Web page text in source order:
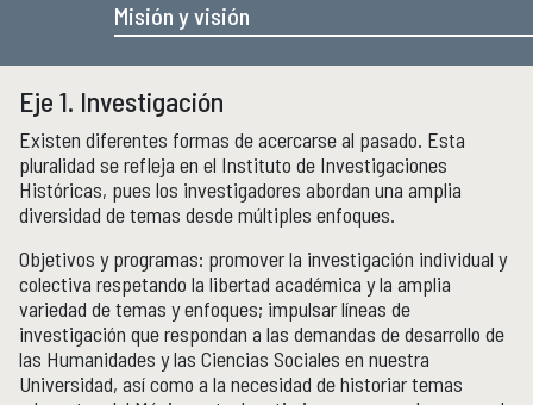
Educación Continua
Cursos y diplomados vigentes
Próximamente
Cursos y diplomados concluidos
Publicaciones y librería
PUBLICACIONES
Novedades editoriales
Revistas académicas
Normas y políticas editoriales
Librería
Catálogo 1945-2025
Misión y visión
Eje 1. Investigación
Existen diferentes formas de acercarse al pasado. Esta
pluralidad se refleja en el Instituto de Investigaciones
Históricas, pues los investigadores abordan una amplia
diversidad de temas desde múltiples enfoques.
Objetivos y programas: promover la investigación individual y
colectiva respetando la libertad académica y la amplia
variedad de temas y enfoques; impulsar líneas de
investigación que respondan a las demandas de desarrollo de
las Humanidades y las Ciencias Sociales en nuestra
Universidad, así como a la necesidad de historiar temas